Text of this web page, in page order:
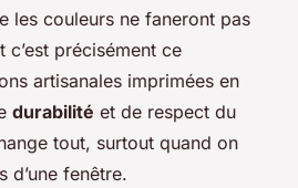
les couleurs ne faneront pas
c’est précisément ce
artisanales imprimées en
durabilité et de respect du
tout, surtout quand on
d’une fenêtre.